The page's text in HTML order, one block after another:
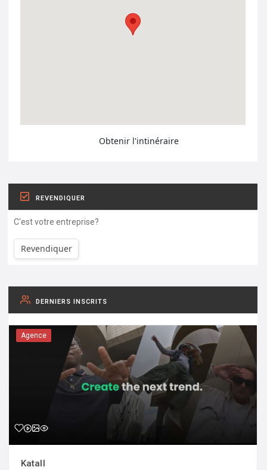
Obtenir l'intinéraire
REVENDIQUER
C'est votre entreprise?
Revendiquer
DERNIERS INSCRITS
Agence
Katall